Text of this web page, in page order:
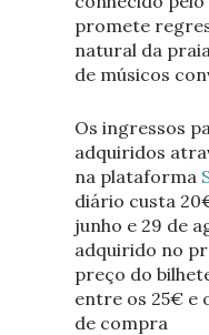
promete
natural da
de músicos
Os ingressos
adquiridos
na plataforma
diário custa
junho e 29 de
adquirido no
preço do
entre os 25€ e
de compra